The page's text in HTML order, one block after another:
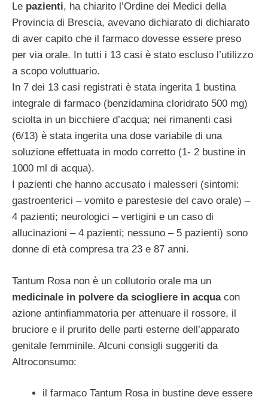
Le pazienti, ha chiarito l’Ordine dei Medici della
Provincia di Brescia, avevano dichiarato di dichiarato
di aver capito che il farmaco dovesse essere preso
per via orale. In tutti i 13 casi è stato escluso l’utilizzo
a scopo voluttuario.
In 7 dei 13 casi registrati è stata ingerita 1 bustina
integrale di farmaco (benzidamina cloridrato 500 mg)
sciolta in un bicchiere d’acqua; nei rimanenti casi
(6/13) è stata ingerita una dose variabile di una
soluzione effettuata in modo corretto (1- 2 bustine in
1000 ml di acqua).
I pazienti che hanno accusato i malesseri (sintomi:
gastroenterici – vomito e parestesie del cavo orale) –
4 pazienti; neurologici – vertigini e un caso di
allucinazioni – 4 pazienti; nessuno – 5 pazienti) sono
donne di età compresa tra 23 e 87 anni.
Tantum Rosa non è un collutorio orale ma un
medicinale in polvere da sciogliere in acqua con
azione antinfiammatoria per attenuare il rossore, il
bruciore e il prurito delle parti esterne dell’apparato
genitale femminile. Alcuni consigli suggeriti da
Altroconsumo:
il farmaco Tantum Rosa in bustine deve essere